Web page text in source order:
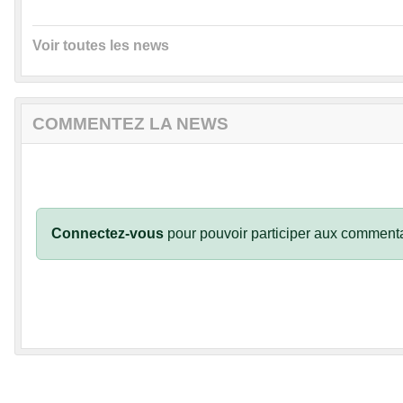
Voir toutes les news
COMMENTEZ LA NEWS
Connectez-vous pour pouvoir participer aux